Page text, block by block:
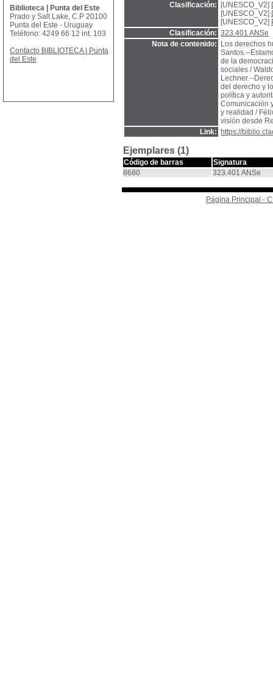
Clasificación:
[UNESCO_V2]
[UNESCO_V2]
[UNESCO_V2]
Clasificación: 323.401 ANSe
Nota de contenido:
Los derechos
Santos.--
de la
sociales /
Lechner.--
del derecho y
política y
Comunicación
y realidad /
visión desde
Link:
https://
Ejemplares (1)
Código de barras
Signatura
8680
323.401 ANSe
Página Principal -
Biblioteca | Punta del Este
Prado y Salt Lake, C.P 20100
Punta del Este - Uruguay
Teléfono: 4249 66 12 int. 103
Contacto BIBLIOTECA | Punta
del Este